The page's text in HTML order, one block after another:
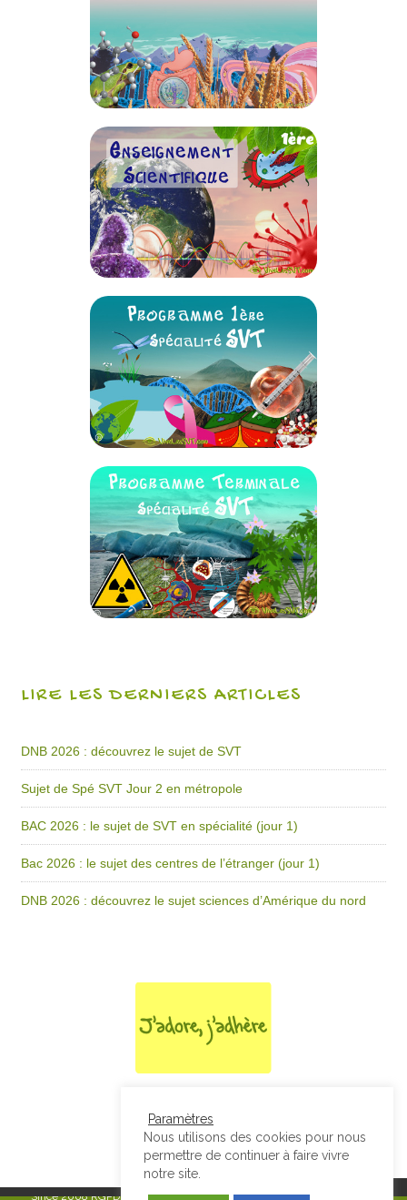
LIRE LES DERNIERS ARTICLES
DNB 2026 : découvrez le sujet de SVT
Sujet de Spé SVT Jour 2 en métropole
BAC 2026 : le sujet de SVT en spécialité (jour 1)
Bac 2026 : le sujet des centres de l’étranger (jour 1)
DNB 2026 : découvrez le sujet sciences d’Amérique du nord
Since 2008RGPD & Mentions Légales|Designed by Studio Thil - Site
Paramètres
Nous utilisons des cookies pour nous
permettre de continuer à faire vivre
notre site.